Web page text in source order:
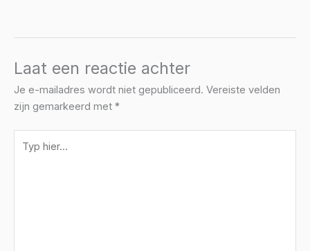
Laat een reactie achter
Je e-mailadres wordt niet gepubliceerd. Vereiste velden
zijn gemarkeerd met *
hier...